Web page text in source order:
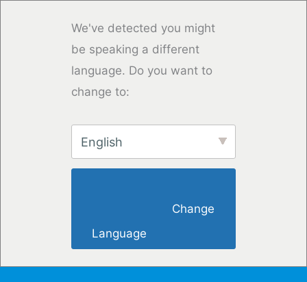
We've detected you might
be speaking a different
language. Do you want to
change to:
English
Language